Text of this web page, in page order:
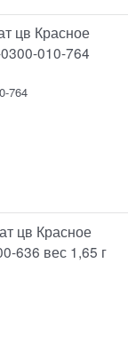
цв Красное
010-764
764
цв Красное
636 вес 1,65 г